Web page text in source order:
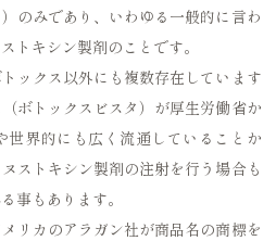
のみであり、いわゆる一般的に言わ
トキシン製剤のことです。
ックス以外にも複数存在しています
ボトックスビスタ）が厚生労働省か
世界的にも広く流通していることか
ストキシン製剤の注射を行う場合も
事もあります。
リカのアラガン社が商品名の商標を